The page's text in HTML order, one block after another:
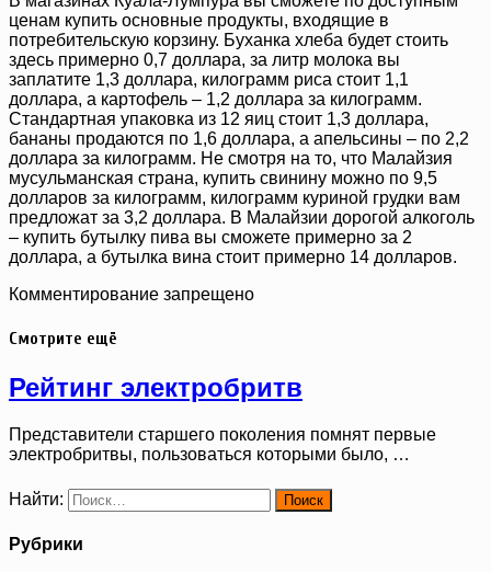
ценам купить основные продукты, входящие в
потребительскую корзину. Буханка хлеба будет стоить
здесь примерно 0,7 доллара, за литр молока вы
заплатите 1,3 доллара, килограмм риса стоит 1,1
доллара, а картофель – 1,2 доллара за килограмм.
Стандартная упаковка из 12 яиц стоит 1,3 доллара,
бананы продаются по 1,6 доллара, а апельсины – по 2,2
доллара за килограмм. Не смотря на то, что Малайзия
мусульманская страна, купить свинину можно по 9,5
долларов за килограмм, килограмм куриной грудки вам
предложат за 3,2 доллара. В Малайзии дорогой алкоголь
– купить бутылку пива вы сможете примерно за 2
доллара, а бутылка вина стоит примерно 14 долларов.
Комментирование запрещено
Смотрите ещё
Рейтинг электробритв
Представители старшего поколения помнят первые
электробритвы, пользоваться которыми было, …
Найти:
Рубрики